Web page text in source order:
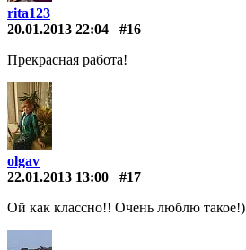
rita123
20.01.2013 22:04
#16
Прекрасная работа!
olgav
22.01.2013 13:00
#17
Ой как классно!! Очень люблю такое!)